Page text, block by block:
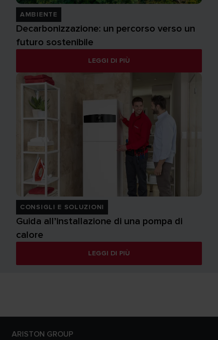
AMBIENTE
Decarbonizzazione: un percorso verso un
futuro sostenibile
LEGGI DI PIÙ
CONSIGLI E SOLUZIONI
Guida all’installazione di una pompa di
calore
LEGGI DI PIÙ
ARISTON GROUP